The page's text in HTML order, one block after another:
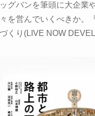
グバンを筆頭に大企業
を営んでいくべきか。
くり(LIVE NOW